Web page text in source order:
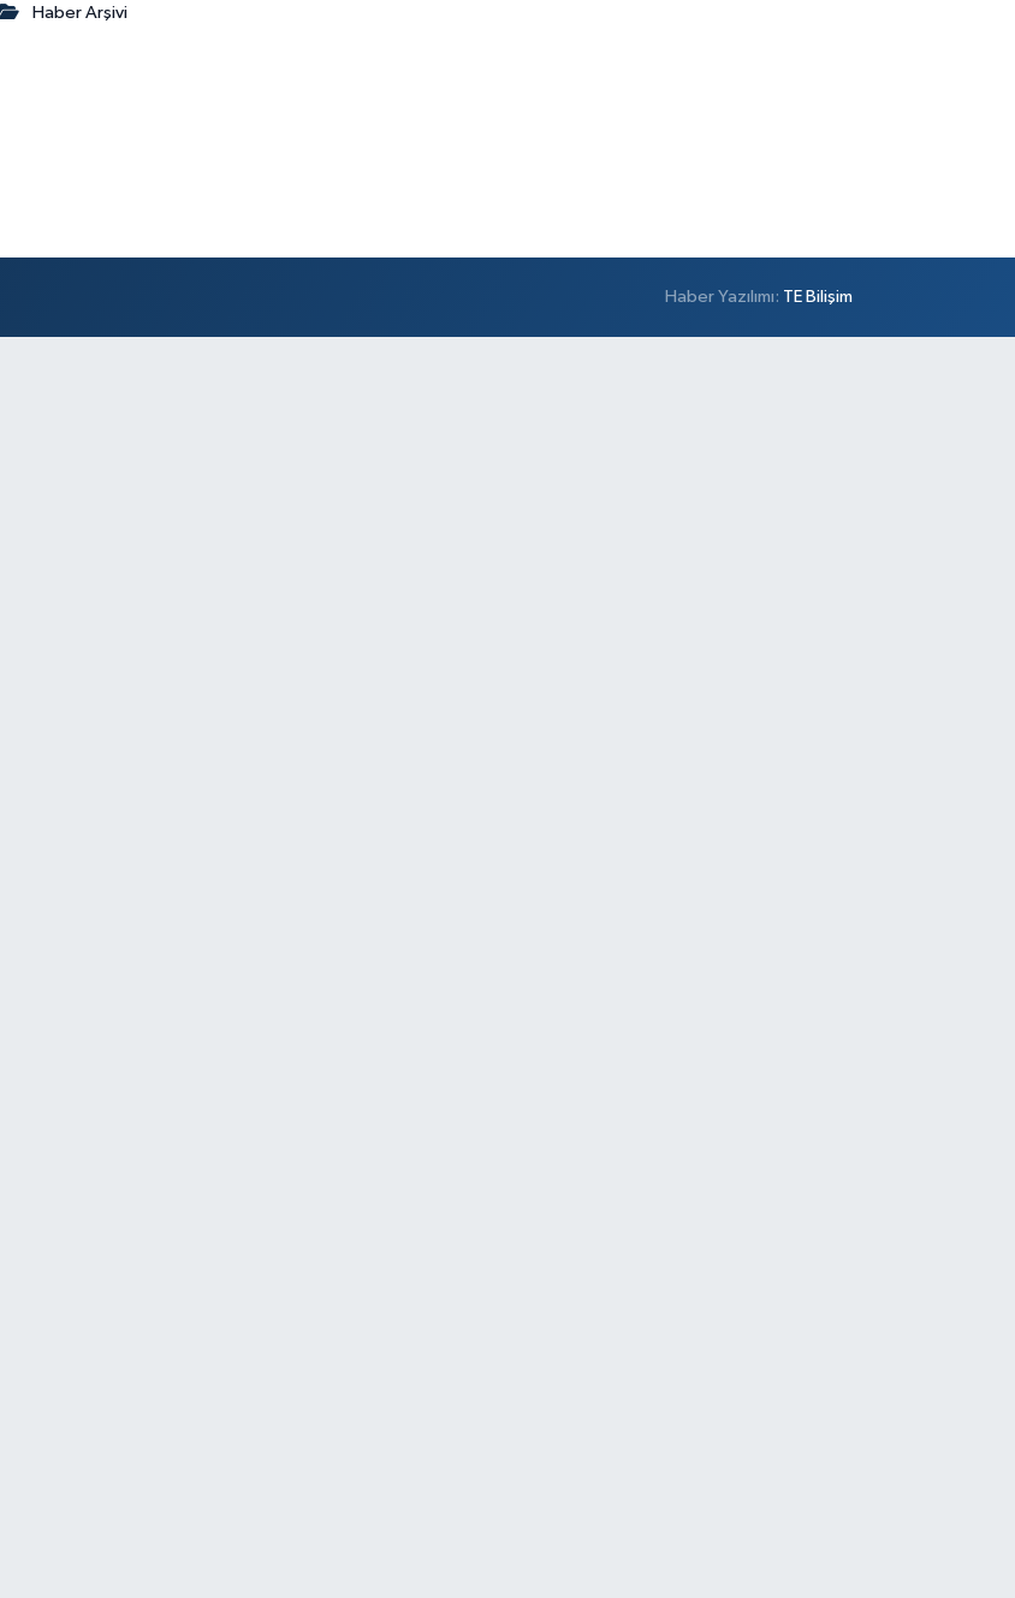
Haber Arşivi
Haber Yazılımı: TE Bilişim